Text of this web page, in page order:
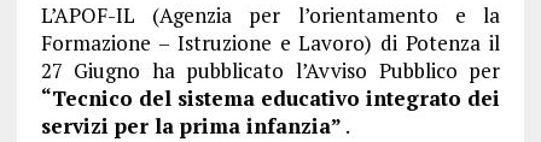
L’APOF-IL (Agenzia per l’orientamento e la
Formazione – Istruzione e Lavoro) di Potenza il
27 Giugno ha pubblicato l’Avviso Pubblico per
“Tecnico del sistema educativo integrato dei
servizi per la prima infanzia” .